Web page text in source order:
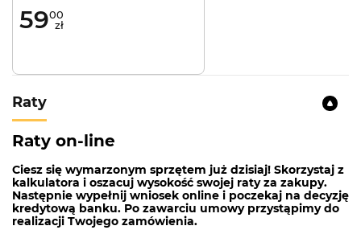
5900
zł
Raty
Raty on-line
Ciesz się wymarzonym sprzętem już dzisiaj! Skorzystaj z
kalkulatora i oszacuj wysokość swojej raty za zakupy.
Następnie wypełnij wniosek online i poczekaj na decyzję
kredytową banku. Po zawarciu umowy przystąpimy do
realizacji Twojego zamówienia.